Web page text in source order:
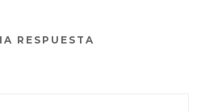
RESPUESTA